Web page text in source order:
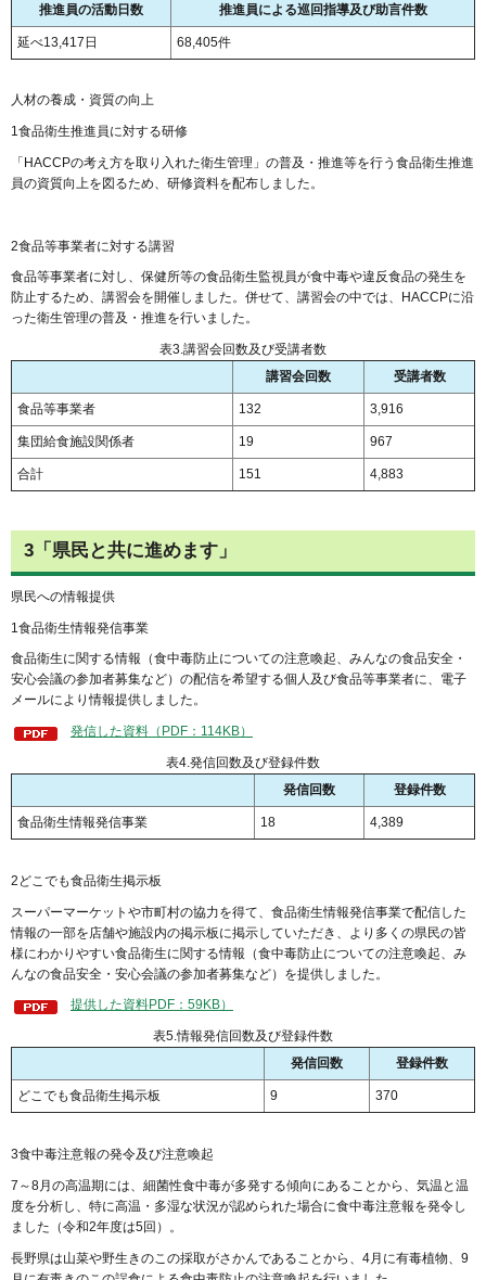
推進員の活動日数
推進員による巡回指導及び助言件数
延べ13,417日 68,405件
人材の養成・資質の向上
1食品衛生推進員に対する研修
「HACCPの考え方を取り入れた衛生管理」の普及・推進等を行う食品衛生推進
員の資質向上を図るため、研修資料を配布しました。
2食品等事業者に対する講習
食品等事業者に対し、保健所等の食品衛生監視員が食中毒や違反食品の発生を
防止するため、講習会を開催しました。併せて、講習会の中では、HACCPに沿
った衛生管理の普及・推進を行いました。
表3.講習会回数及び受講者数
講習会回数
受講者数
食品等事業者 132 3,916
集団給食施設関係者 19 967
合計 151 4,883
3「県民と共に進めます」
県民への情報提供
1食品衛生情報発信事業
食品衛生に関する情報（食中毒防止についての注意喚起、みんなの食品安全・
安心会議の参加者募集など）の配信を希望する個人及び食品等事業者に、電子
メールにより情報提供しました。
発信した資料（PDF：114KB）
表4.発信回数及び登録件数
発信回数
登録件数
食品衛生情報発信事業 18 4,389
2どこでも食品衛生掲示板
スーパーマーケットや市町村の協力を得て、食品衛生情報発信事業で配信した
情報の一部を店舗や施設内の掲示板に掲示していただき、より多くの県民の皆
様にわかりやすい食品衛生に関する情報（食中毒防止についての注意喚起、み
んなの食品安全・安心会議の参加者募集など）を提供しました。
提供した資料PDF：59KB）
表5.情報発信回数及び登録件数
発信回数
登録件数
どこでも食品衛生掲示板 9 370
3食中毒注意報の発令及び注意喚起
7～8月の高温期には、細菌性食中毒が多発する傾向にあることから、気温と温
度を分析し、特に高温・多湿な状況が認められた場合に食中毒注意報を発令し
ました（令和2年度は5回）。
長野県は山菜や野生きのこの採取がさかんであることから、4月に有毒植物、9